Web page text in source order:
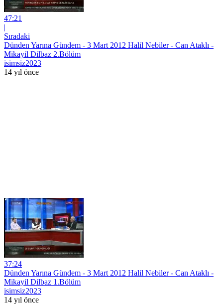
47:21
|
Sıradaki
Dünden Yarına Gündem - 3 Mart 2012 Halil Nebiler - Can Ataklı -
Mikayil Dilbaz 2.Bölüm
isimsiz2023
14 yıl önce
37:24
Dünden Yarına Gündem - 3 Mart 2012 Halil Nebiler - Can Ataklı -
Mikayil Dilbaz 1.Bölüm
isimsiz2023
14 yıl önce